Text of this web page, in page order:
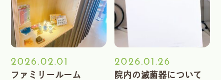
2026.02.01
ファミリールーム
2026.01.26
院内の滅菌器について